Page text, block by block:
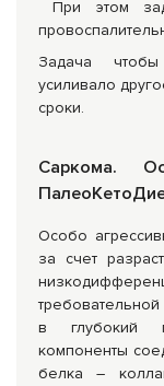
При этом
Задача
усиливало
сроки.
Саркома.
Особо
за счет
в глубокий
компоненты
белка –